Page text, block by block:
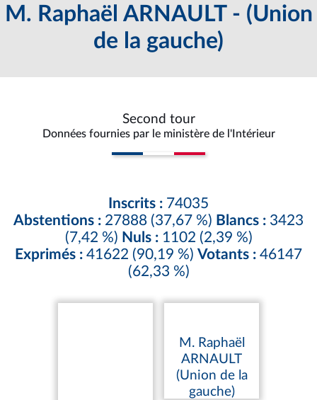
M. Raphaël ARNAULT - (Union
de la gauche)
Second tour
Données fournies par le ministère de l'Intérieur
Inscrits : 74035
Abstentions : 27888 (37,67 %) Blancs : 3423
(7,42 %) Nuls :1102 (2,39 %)
Exprimés : 41622 (90,19 %) Votants : 46147
(62,33 %)
M. Raphaël
ARNAULT
(Union de la
gauche)